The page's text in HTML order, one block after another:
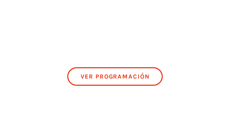
VER PROGRAMACIÓN